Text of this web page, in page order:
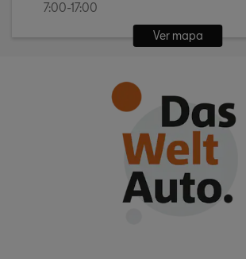
7:00-17:00
Ver mapa